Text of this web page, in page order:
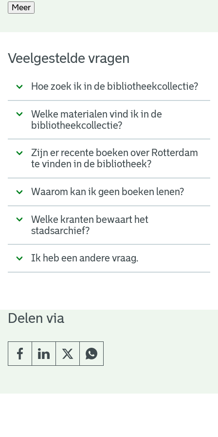
Meer
Veelgestelde vragen
Hoe zoek ik in de bibliotheekcollectie?
Welke materialen vind ik in de
bibliotheekcollectie?
Zijn er recente boeken over Rotterdam
te vinden in de bibliotheek?
Waarom kan ik geen boeken lenen?
Welke kranten bewaart het
stadsarchief?
Ik heb een andere vraag.
Delen via